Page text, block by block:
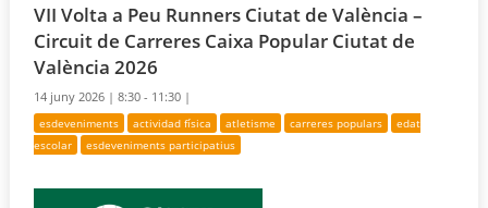
VII Volta a Peu Runners Ciutat de València –
Circuit de Carreres Caixa Popular Ciutat de
València 2026
14 juny 2026 |8:30 - 11:30 |
esdeveniments actividad física atletisme carreres populars
edat
escolar
esdeveniments participatius